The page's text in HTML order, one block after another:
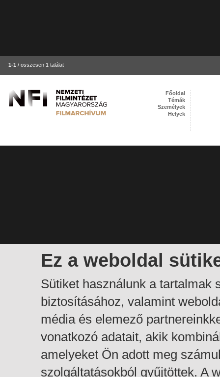
1-1 / összesen 1 találat
Ez a weboldal
Sütiket használunk a tartalmak
biztosításához, valamint
média és elemező
vonatkozó adatait, akik
amelyeket Ön adott meg
szolgáltatásokból gyűjtöttek. A
Főoldal
Témák
Személyek
Helyek